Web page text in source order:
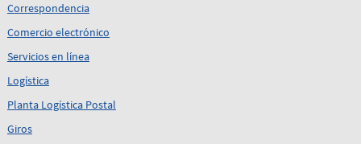
Correspondencia
Comercio electrónico
Servicios en línea
Logística
Planta Logística Postal
Giros